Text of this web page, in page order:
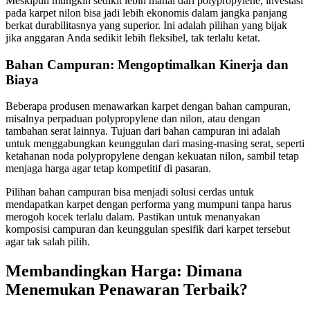
pada karpet nilon bisa jadi lebih ekonomis dalam jangka panjang
berkat durabilitasnya yang superior. Ini adalah pilihan yang bijak
jika anggaran Anda sedikit lebih fleksibel, tak terlalu ketat.
Bahan Campuran: Mengoptimalkan Kinerja dan
Biaya
Beberapa produsen menawarkan karpet dengan bahan campuran,
misalnya perpaduan polypropylene dan nilon, atau dengan
tambahan serat lainnya. Tujuan dari bahan campuran ini adalah
untuk menggabungkan keunggulan dari masing-masing serat, seperti
ketahanan noda polypropylene dengan kekuatan nilon, sambil tetap
menjaga harga agar tetap kompetitif di pasaran.
Pilihan bahan campuran bisa menjadi solusi cerdas untuk
mendapatkan karpet dengan performa yang mumpuni tanpa harus
merogoh kocek terlalu dalam. Pastikan untuk menanyakan
komposisi campuran dan keunggulan spesifik dari karpet tersebut
agar tak salah pilih.
Membandingkan Harga: Dimana
Menemukan Penawaran Terbaik?